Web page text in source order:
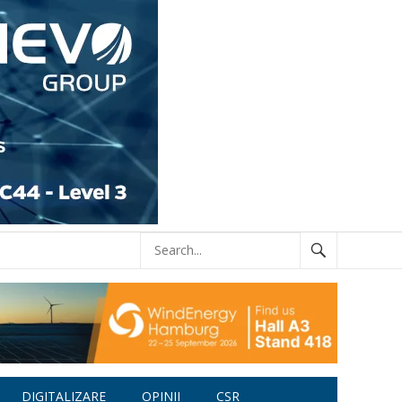
DIGITALIZARE OPINII CSR